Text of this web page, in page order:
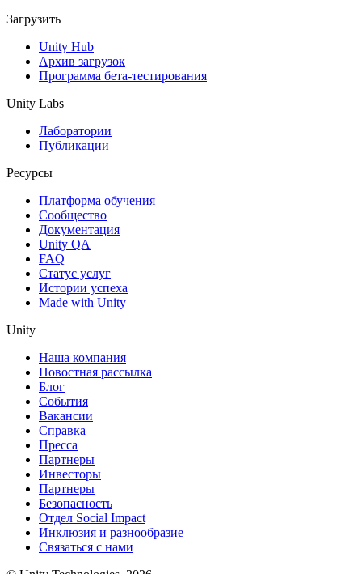
Загрузить
Unity Hub
Архив загрузок
Программа бета-тестирования
Unity Labs
Лаборатории
Публикации
Ресурсы
Платформа обучения
Сообщество
Документация
Unity QA
FAQ
Статус услуг
Истории успеха
Made with Unity
Unity
Наша компания
Новостная рассылка
Блог
События
Вакансии
Справка
Пресса
Партнеры
Инвесторы
Партнеры
Безопасность
Отдел Social Impact
Инклюзия и разнообразие
Связаться с нами